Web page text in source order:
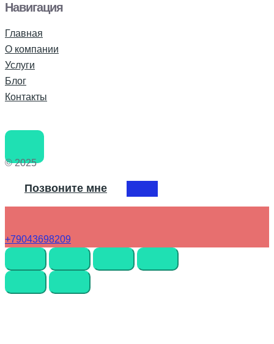
Навигация
Главная
О компании
Услуги
Блог
Контакты
© 2025
Позвоните мне
+79043698209